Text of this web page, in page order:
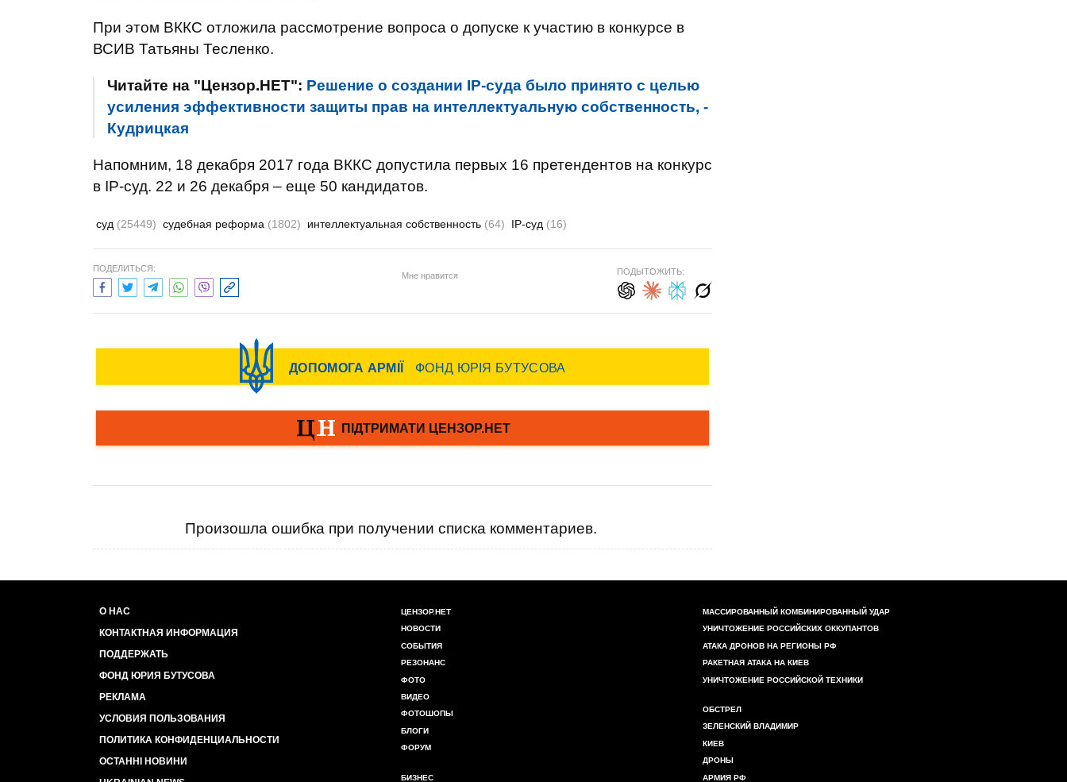
При этом ВККС отложила рассмотрение вопроса о допуске к участию в конкурсе в
ВСИВ Татьяны Тесленко.
Читайте на "Цензор.НЕТ": Решение о создании ІР-суда было принято с целью
усиления эффективности защиты прав на интеллектуальную собственность, -
Кудрицкая
Напомним, 18 декабря 2017 года ВККС допустила первых 16 претендентов на конкурс
в IP-суд. 22 и 26 декабря – еще 50 кандидатов.
суд (25449) судебная реформа (1802) интеллектуальная собственность (64) IP-суд (16)
ПОДЕЛИТЬСЯ:
Мне нравится ПОДЫТОЖИТЬ:
Произошла ошибка при получении списка комментариев.
О НАС
КОНТАКТНАЯ ИНФОРМАЦИЯ
ПОДДЕРЖАТЬ
ФОНД ЮРИЯ БУТУСОВА
РЕКЛАМА
УСЛОВИЯ ПОЛЬЗОВАНИЯ
ПОЛИТИКА КОНФИДЕНЦИАЛЬНОСТИ
ОСТАННІ НОВИНИ
ЦЕНЗОР.НЕТ
НОВОСТИ
СОБЫТИЯ
РЕЗОНАНС
ФОТО
ВИДЕО
ФОТОШОПЫ
БЛОГИ
ФОРУМ
БИЗНЕС
МАССИРОВАННЫЙ КОМБИНИРОВАННЫЙ УДАР
УНИЧТОЖЕНИЕ РОССИЙСКИХ ОККУПАНТОВ
АТАКА ДРОНОВ НА РЕГИОНЫ РФ
РАКЕТНАЯ АТАКА НА КИЕВ
УНИЧТОЖЕНИЕ РОССИЙСКОЙ ТЕХНИКИ
ОБСТРЕЛ
ЗЕЛЕНСКИЙ ВЛАДИМИР
КИЕВ
ДРОНЫ
АРМИЯ РФ